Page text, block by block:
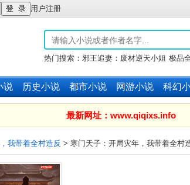
用户注册
热门搜索： 邪王追妻：废材逆天小姐 极品
锦绣军婚 万族之劫 斗破苍穹
说 历史小说 都市小说 网游小说 科幻
最新网址：www.qiqixs.info
我带着全村造反 > 寒门天子：开局灾年，我带着全村